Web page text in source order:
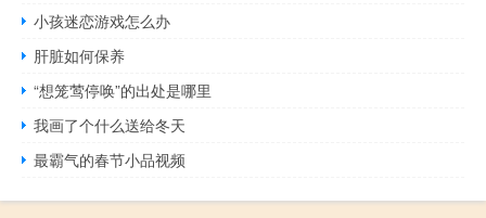
小孩迷恋游戏怎么办
肝脏如何保养
“想笼莺停唤”的出处是哪里
我画了个什么送给冬天
最霸气的春节小品视频